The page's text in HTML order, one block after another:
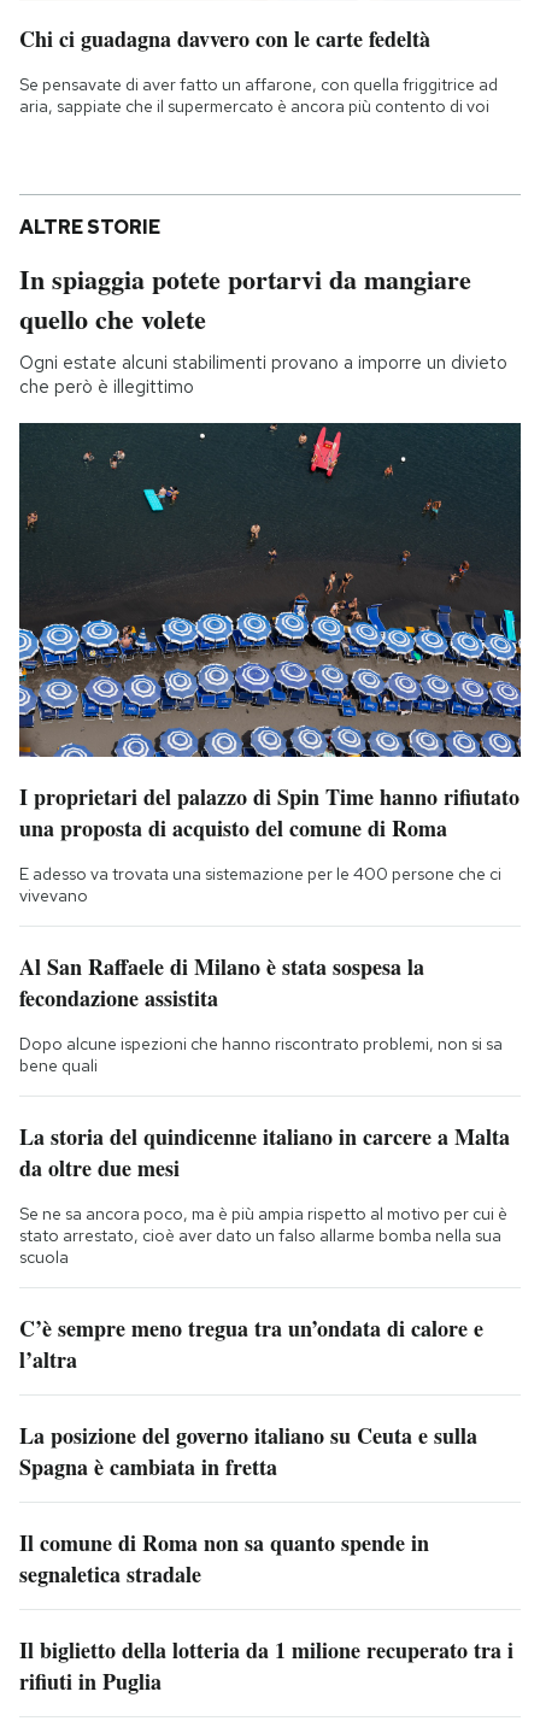
Chi ci guadagna davvero con le carte fedeltà
Se pensavate di aver fatto un affarone, con quella friggitrice ad
aria, sappiate che il supermercato è ancora più contento di voi
ALTRE STORIE
In spiaggia potete portarvi da mangiare
quello che volete
Ogni estate alcuni stabilimenti provano a imporre un divieto
che però è illegittimo
I proprietari del palazzo di Spin Time hanno rifiutato
una proposta di acquisto del comune di Roma
E adesso va trovata una sistemazione per le 400 persone che ci
vivevano
Al San Raffaele di Milano è stata sospesa la
fecondazione assistita
Dopo alcune ispezioni che hanno riscontrato problemi, non si sa
bene quali
La storia del quindicenne italiano in carcere a Malta
da oltre due mesi
Se ne sa ancora poco, ma è più ampia rispetto al motivo per cui è
stato arrestato, cioè aver dato un falso allarme bomba nella sua
scuola
C’è sempre meno tregua tra un’ondata di calore e
l’altra
La posizione del governo italiano su Ceuta e sulla
Spagna è cambiata in fretta
Il comune di Roma non sa quanto spende in
segnaletica stradale
Il biglietto della lotteria da 1 milione recuperato tra i
rifiuti in Puglia